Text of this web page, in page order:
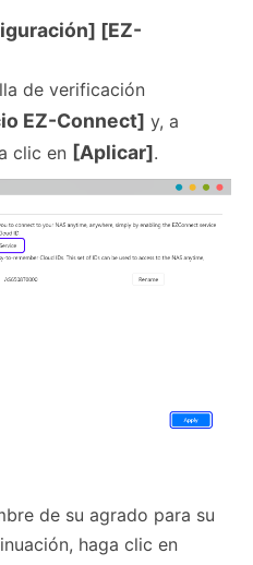
[EZ-
de verificación
EZ-Connect] y, a
clic en [Aplicar].
de su agrado para su
haga clic en